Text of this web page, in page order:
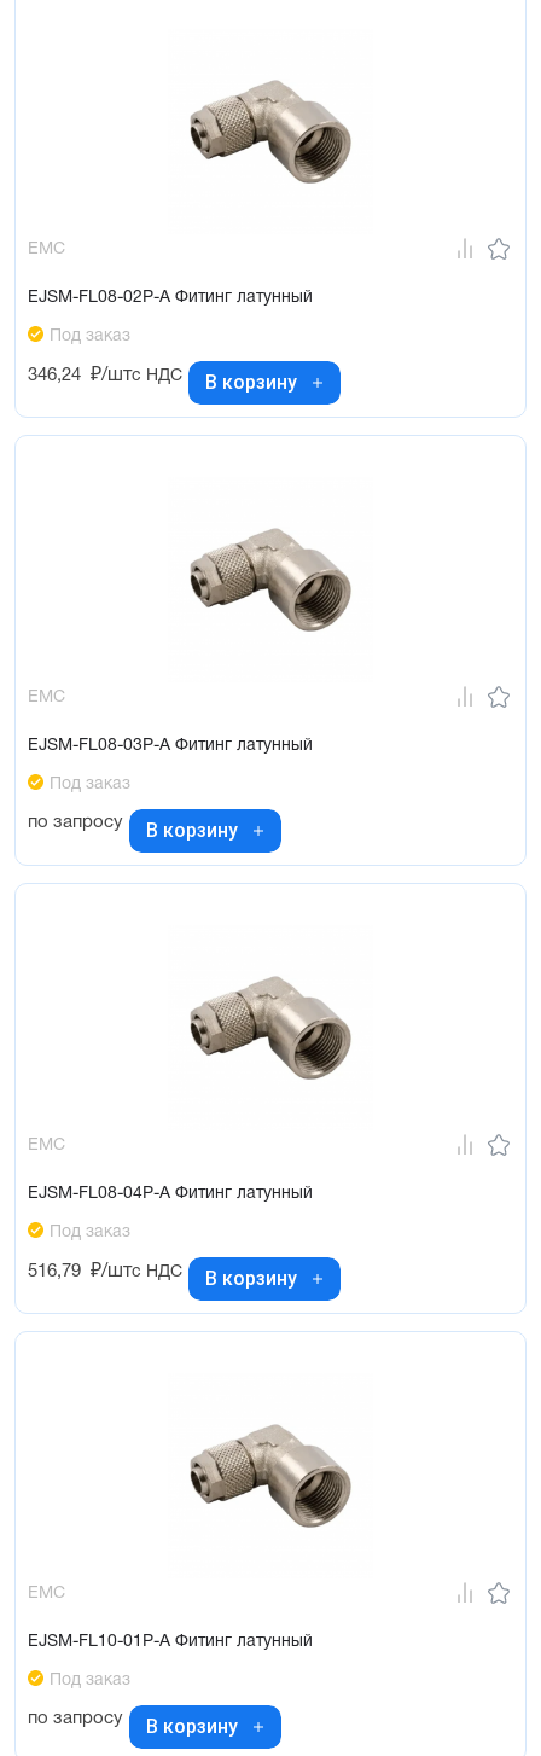
EMC
EJSM-FL08-02P-A Фитинг латунный
Под заказ
346,24 ₽/штс НДС В корзину
EMC
EJSM-FL08-03P-A Фитинг латунный
Под заказ
по запросу В корзину
EMC
EJSM-FL08-04P-A Фитинг латунный
Под заказ
516,79 ₽/штс НДС В корзину
EMC
EJSM-FL10-01P-A Фитинг латунный
Под заказ
по запросу В корзину